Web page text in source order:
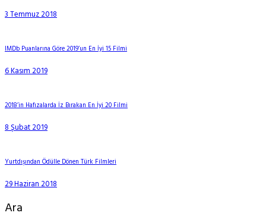
3 Temmuz 2018
IMDb Puanlarına Göre 2019’un En İyi 15 Filmi
6 Kasım 2019
2018’in Hafızalarda İz Bırakan En İyi 20 Filmi
8 Şubat 2019
Yurtdışından Ödülle Dönen Türk Filmleri
29 Haziran 2018
Ara